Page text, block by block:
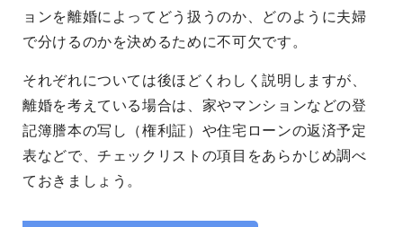
ョンを離婚によってどう扱うのか、どのように夫婦
で分けるのかを決めるために不可欠です。
それぞれについては後ほどくわしく説明しますが、
離婚を考えている場合は、家やマンションなどの登
記簿謄本の写し（権利証）や住宅ローンの返済予定
表などで、チェックリストの項目をあらかじめ調べ
ておきましょう。